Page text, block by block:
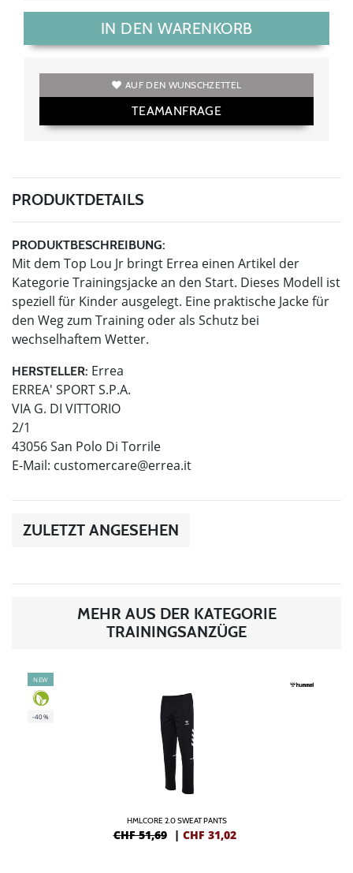
IN DEN WARENKORB
AUF DEN WUNSCHZETTEL
TEAMANFRAGE
PRODUKTDETAILS
PRODUKTBESCHREIBUNG:
Mit dem Top Lou Jr bringt Errea einen Artikel der
Kategorie Trainingsjacke an den Start. Dieses Modell ist
speziell für Kinder ausgelegt. Eine praktische Jacke für
den Weg zum Training oder als Schutz bei
wechselhaftem Wetter.
HERSTELLER: Errea
ERREA' SPORT S.P.A.
VIA G. DI VITTORIO
2/1
43056 San Polo Di Torrile
E-Mail: customercare@errea.it
ZULETZT ANGESEHEN
MEHR AUS DER KATEGORIE
TRAININGSANZÜGE
NEW
-40%
HMLCORE 2.0 SWEAT PANTS
CHF 51,69 | CHF 31,02